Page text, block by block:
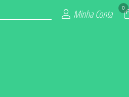
Minha Conta 0